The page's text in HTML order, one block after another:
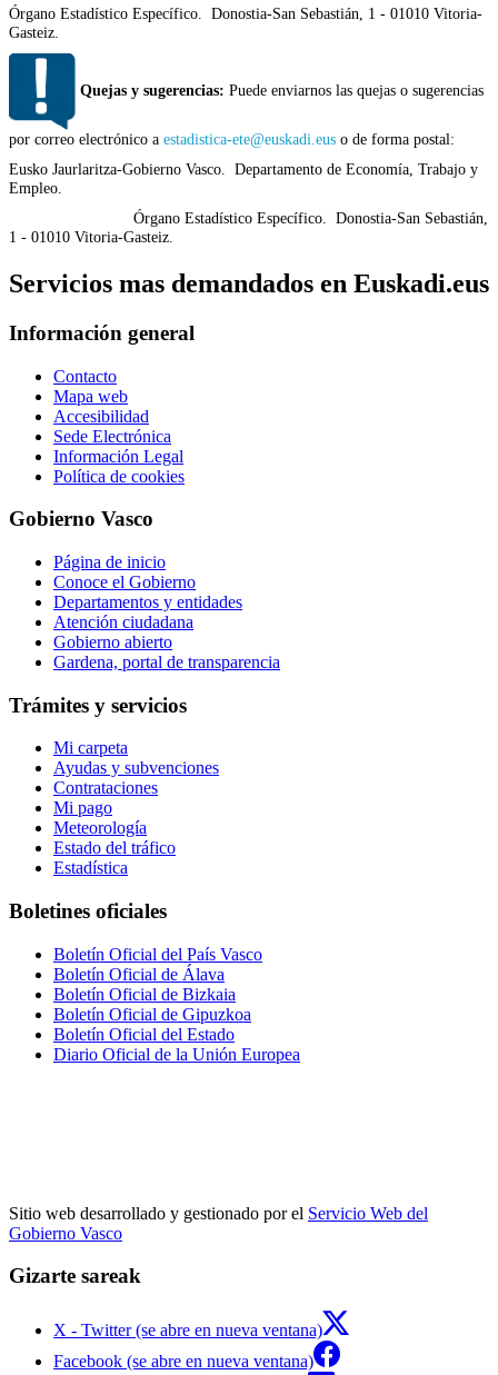
Órgano Estadístico Específico. Donostia-San Sebastián, 1 - 01010 Vitoria-
Gasteiz.
Quejas y sugerencias: Puede enviarnos las quejas o sugerencias
por correo electrónico a estadistica-ete@euskadi.eus o de forma postal:
Eusko Jaurlaritza-Gobierno Vasco. Departamento de Economía, Trabajo y
Empleo.
Órgano Estadístico Específico. Donostia-San Sebastián,
1 - 01010 Vitoria-Gasteiz.
Servicios mas demandados en Euskadi.eus
Información general
Contacto
Mapa web
Accesibilidad
Sede Electrónica
Información Legal
Política de cookies
Gobierno Vasco
Página de inicio
Conoce el Gobierno
Departamentos y entidades
Atención ciudadana
Gobierno abierto
Gardena, portal de transparencia
Trámites y servicios
Mi carpeta
Ayudas y subvenciones
Contrataciones
Mi pago
Meteorología
Estado del tráfico
Estadística
Boletines oficiales
Boletín Oficial del País Vasco
Boletín Oficial de Álava
Boletín Oficial de Bizkaia
Boletín Oficial de Gipuzkoa
Boletín Oficial del Estado
Diario Oficial de la Unión Europea
Sitio web desarrollado y gestionado por el Servicio Web del
Gobierno Vasco
Gizarte sareak
X - Twitter (se abre en nueva ventana)
Facebook (se abre en nueva ventana)